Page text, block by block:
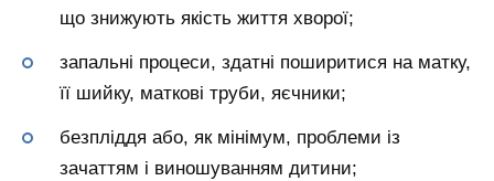
що знижують якість життя хворої;
запальні процеси, здатні поширитися на матку,
її шийку, маткові труби, яєчники;
безпліддя або, як мінімум, проблеми із
зачаттям і виношуванням дитини;